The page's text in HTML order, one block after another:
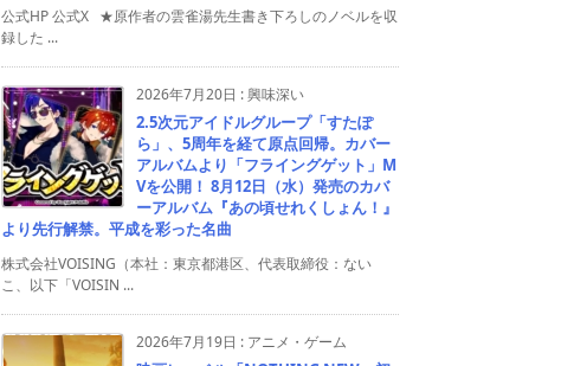
公式HP 公式X ★原作者の雲雀湯先生書き下ろしのノベルを収
録した ...
2026年7月20日 :興味深い
2.5次元アイドルグループ「すたぽ
ら」、5周年を経て原点回帰。カバー
アルバムより「フライングゲット」M
Vを公開！ 8月12日（水）発売のカバ
ーアルバム『あの頃せれくしょん！』
より先行解禁。平成を彩った名曲
株式会社VOISING（本社：東京都港区、代表取締役：ない
こ、以下「VOISIN ...
2026年7月19日 : アニメ・ゲーム